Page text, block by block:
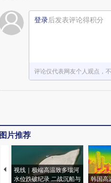
登录后发表评论得积分
评论仅代表网友个人观点，
图片推荐
视线｜极端高温致多瑙河
水位跌破纪录 二战沉船与
韩国高